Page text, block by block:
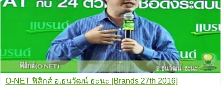
O-NET ฟิสิกส์ อ.ธนวัฒน์ ธะนะ [Brands 27th 2016]